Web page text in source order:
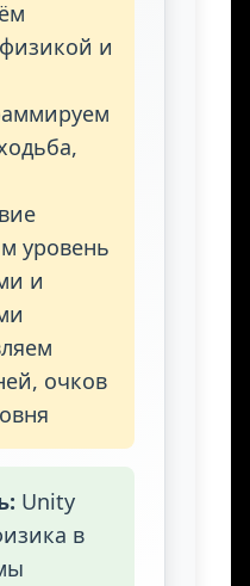
и
уровень
и
очков
Unity
в